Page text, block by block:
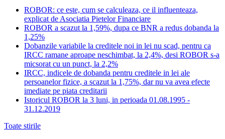
ROBOR: ce este, cum se calculeaza, ce il influenteaza,
explicat de Asociatia Pietelor Financiare
ROBOR a scazut la 1,59%, dupa ce BNR a redus dobanda la
1,25%
Dobanzile variabile la creditele noi in lei nu scad, pentru ca
IRCC ramane aproape neschimbat, la 2,4%, desi ROBOR s-a
micsorat cu un punct, la 2,2%
IRCC, indicele de dobanda pentru creditele in lei ale
persoanelor fizice, a scazut la 1,75%, dar nu va avea efecte
imediate pe piata creditarii
Istoricul ROBOR la 3 luni, in perioada 01.08.1995 -
31.12.2019
Toate stirile